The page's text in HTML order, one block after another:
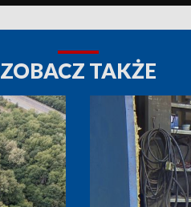
ZOBACZ TAKŻE